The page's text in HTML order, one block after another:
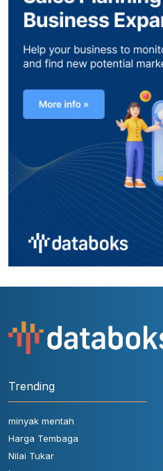
Trending
minyak mentah
Harga Tembaga
Nilai Tukar